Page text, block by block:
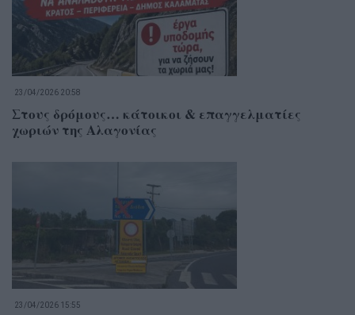
23/04/2026 20:58
Στους δρόμους… κάτοικοι & επαγγελματίες
χωριών της Αλαγονίας
23/04/2026 15:55